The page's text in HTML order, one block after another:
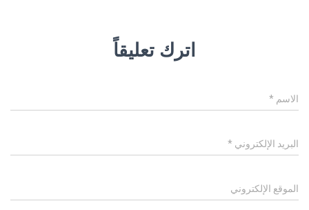
اترك تعليقاً
الاسم *
البريد الإلكتروني *
الموقع الإلكتروني